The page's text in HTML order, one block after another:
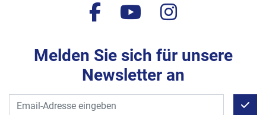
facebook
youtubeinstagram
Melden Sie sich für unsere
Newsletter an